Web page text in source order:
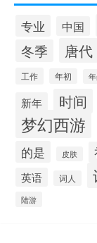
专业 中国
冬季 唐代
工作 年初
新年 时间
梦幻西游
的是 皮肤
英语 词人
陆游